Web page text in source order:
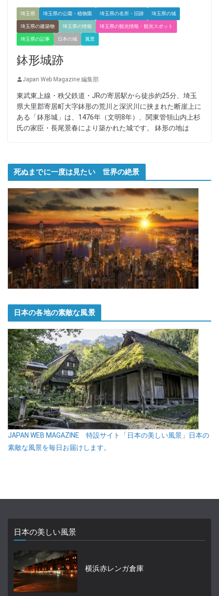
埼玉県 埼玉県の公園・植物園 埼玉県の名所・旧跡 埼玉県の城
埼玉県の建築物 埼玉県の情報 埼玉県の観光情報・観光スポット
埼玉県の記事 日本の城 風景
鉢形城跡
Japan Web Magazine 編集部
東武東上線・秩父鉄道・JRの寄居駅から徒歩約25分、埼玉
県大里郡寄居町大字鉢形の荒川と深沢川に挟まれた断崖上に
ある「鉢形城」は、1476年（文明8年）、関東管領山内上杉
氏の家臣・長尾景春により築かれた城です。 鉢形の地は
死ぬまでに一度は見たい 世界の絶景
日本の各地の素敵な風景
JAPAN WEB MAGAZINE 特設サイト「日本の美しい風景」日本の
素敵な風景を毎日お届けします。
日本の美しい風景
横浜赤レンガ倉庫